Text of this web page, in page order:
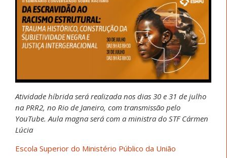
Atividade híbrida será realizada nos dias 30 e 31 de julho
na PRR2, no Rio de Janeiro, com transmissão pelo
YouTube. Aula magna será com a ministra do STF Cármen
Lúcia
Escola Superior do Ministério Público da União